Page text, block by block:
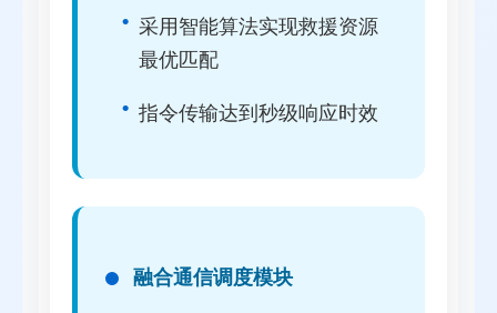
采用智能算法实现救援资源
最优匹配
指令传输达到秒级响应时效
融合通信调度模块